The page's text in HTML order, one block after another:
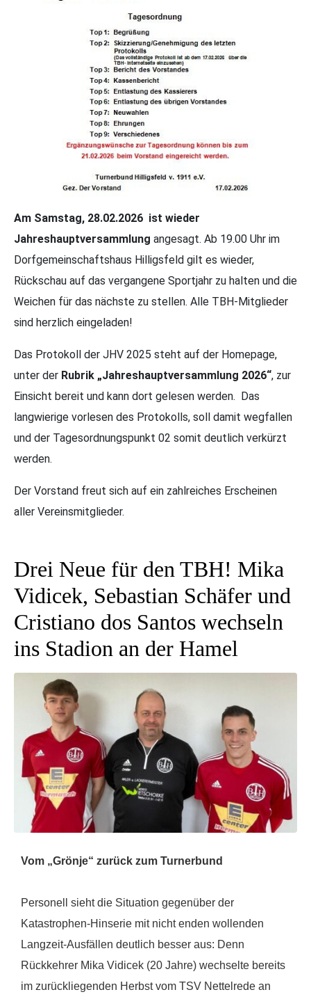
Am Samstag, 28.02.2026 ist wieder
Jahreshauptversammlung angesagt. Ab 19.00 Uhr im
Dorfgemeinschaftshaus Hilligsfeld gilt es wieder,
Rückschau auf das vergangene Sportjahr zu halten und die
Weichen für das nächste zu stellen. Alle TBH-Mitglieder
sind herzlich eingeladen!
Das Protokoll der JHV 2025 steht auf der Homepage,
unter der Rubrik „Jahreshauptversammlung 2026“, zur
Einsicht bereit und kann dort gelesen werden. Das
langwierige vorlesen des Protokolls, soll damit wegfallen
und der Tagesordnungspunkt 02 somit deutlich verkürzt
werden.
Der Vorstand freut sich auf ein zahlreiches Erscheinen
aller Vereinsmitglieder.
Drei Neue für den TBH! Mika
Vidicek, Sebastian Schäfer und
Cristiano dos Santos wechseln
ins Stadion an der Hamel
Vom „Grönje“ zurück zum Turnerbund
Personell sieht die Situation gegenüber der
Katastrophen-Hinserie mit nicht enden wollenden
Langzeit-Ausfällen deutlich besser aus: Denn
Rückkehrer Mika Vidicek (20 Jahre) wechselte bereits
im zurückliegenden Herbst vom TSV Nettelrede an